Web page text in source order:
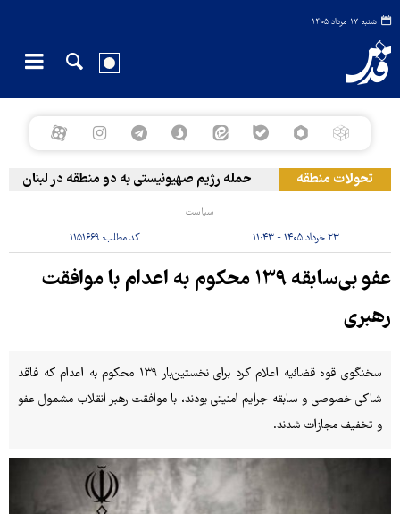
شنبه ۱۷ مرداد ۱۴۰۵
تحولات منطقه حمله رژیم صهیونیستی به دو منطقه در لبنان
سیاست
۲۳ خرداد ۱۴۰۵ - ۱۱:۴۳ کد مطلب:۱۱۵۱۶۶۹
عفو بی‌سابقه ۱۳۹ محکوم به اعدام با موافقت
رهبری
سخنگوی قوه قضائیه اعلام کرد برای نخستین‌بار ۱۳۹ محکوم به اعدام که فاقد
شاکی خصوصی و سابقه جرایم امنیتی بودند، با موافقت رهبر انقلاب مشمول عفو
و تخفیف مجازات شدند.